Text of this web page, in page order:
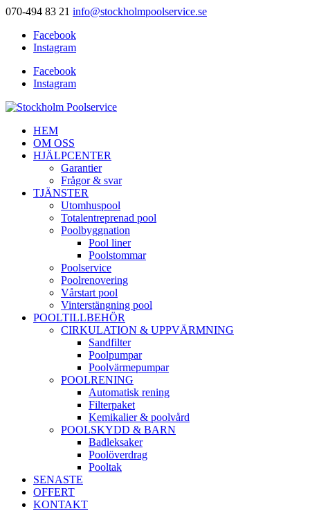
070-494 83 21 info@stockholmpoolservice.se
Facebook
Instagram
Facebook
Instagram
HEM
OM OSS
HJÄLPCENTER
Garantier
Frågor & svar
TJÄNSTER
Utomhuspool
Totalentreprenad pool
Poolbyggnation
Pool liner
Poolstommar
Poolservice
Poolrenovering
Vårstart pool
Vinterstängning pool
POOLTILLBEHÖR
CIRKULATION & UPPVÄRMNING
Sandfilter
Poolpumpar
Poolvärmepumpar
POOLRENING
Automatisk rening
Filterpaket
Kemikalier & poolvård
POOLSKYDD & BARN
Badleksaker
Poolöverdrag
Pooltak
SENASTE
OFFERT
KONTAKT